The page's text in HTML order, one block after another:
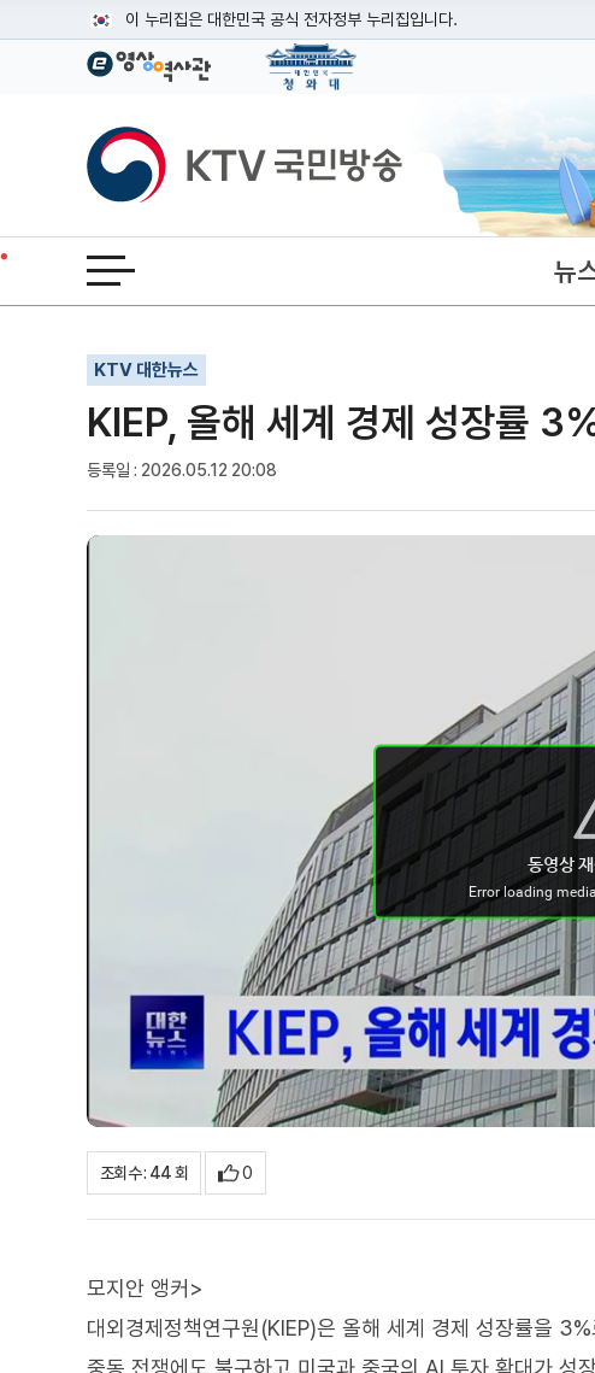
이 누리집은 대한민국 공식 전자정부 누리집입니다.
공식 누리집 주소 확인하기
이밖에 or.kr 또는 .kr등 다른 도메인 주소를 사용하고 있다면 아래 URL
운영중인 공식 누리집보기
KTV국민방송
전체메뉴 열기 뉴
KTV 대한뉴스
KIEP, 올해 세계 경제 성장률
등록일 : 2026.05.12 20:08
기사인쇄
글자확대
글자축소
조회수 : 44 회 0
모지안 앵커>
대외경제정책연구원(KIEP)은 올해 세계 경제 성장률을
중동 전쟁에도 불구하고 미국과 중국의 AI 투자 확대가 성